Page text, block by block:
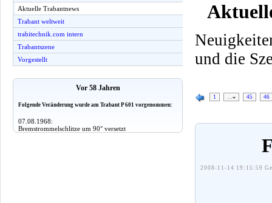
Aktuelle Trabantnews
Trabant weltweit
trabitechnik.com intern
Trabantszene
Vorgestellt
Vor 58 Jahren
Folgende Veränderung wurde am Trabant P 601 vorgenommen:
07.08.1968:
Bremstrommelschlitze um 90° versetzt
und die
1 45 46
2008-11-14 19:15:59